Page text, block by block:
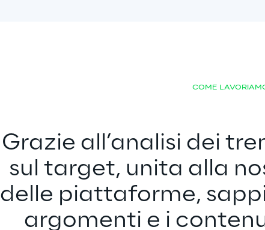
COME
Grazie all’analisi dei
sul target, unita alla
delle piattaforme,
argomenti e i